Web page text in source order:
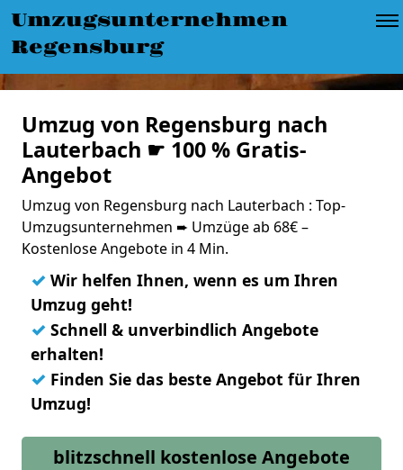
Umzugsunternehmen
Regensburg
Umzug von Regensburg nach
Lauterbach ☛ 100 % Gratis-
Angebot
Umzug von Regensburg nach Lauterbach : Top-
Umzugsunternehmen ➨ Umzüge ab 68€ –
Kostenlose Angebote in 4 Min.
✓ Wir helfen Ihnen, wenn es um Ihren
Umzug geht!
✓ Schnell & unverbindlich Angebote
erhalten!
✓ Finden Sie das beste Angebot für Ihren
Umzug!
blitzschnell kostenlose Angebote